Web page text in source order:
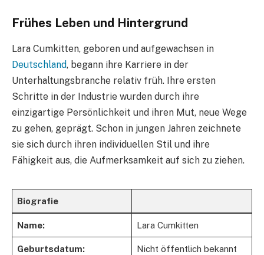
Frühes Leben und Hintergrund
Lara Cumkitten, geboren und aufgewachsen in
Deutschland, begann ihre Karriere in der
Unterhaltungsbranche relativ früh. Ihre ersten
Schritte in der Industrie wurden durch ihre
einzigartige Persönlichkeit und ihren Mut, neue Wege
zu gehen, geprägt. Schon in jungen Jahren zeichnete
sie sich durch ihren individuellen Stil und ihre
Fähigkeit aus, die Aufmerksamkeit auf sich zu ziehen.
Biografie
Name: Lara Cumkitten
Geburtsdatum: Nicht öffentlich bekannt